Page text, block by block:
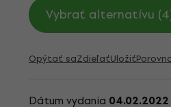
Vybrať alternatívu
Opýtať saZdieľaťUložiť
Dátum vydania 04.02.2022